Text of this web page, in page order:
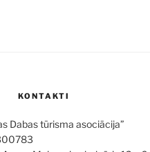
KONTAKTI
Dabas tūrisma asociācija”